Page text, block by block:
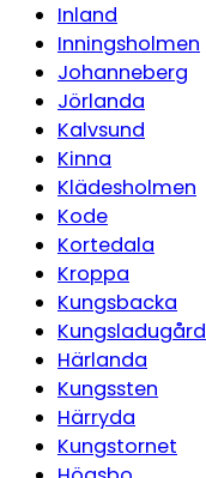
Inland
Inningsholmen
Johanneberg
Jörlanda
Kalvsund
Kinna
Klädesholmen
Kode
Kortedala
Kroppa
Kungsbacka
Kungsladugård
Härlanda
Kungssten
Härryda
Kungstornet